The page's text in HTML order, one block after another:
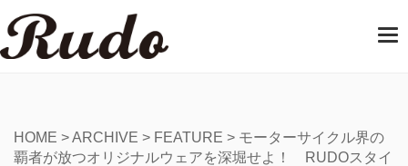
T
n
HOME >ARCHIVE > FEATURE > モーターサイクル界の
覇者が放つオリジナルウェアを深堀せよ！ RUDOスタイ